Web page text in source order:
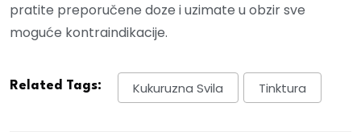
pratite preporučene doze i uzimate u obzir sve
moguće kontraindikacije.
Related Tags: Kukuruzna Svila Tinktura